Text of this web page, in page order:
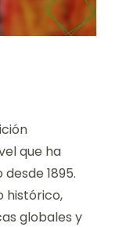
que ha
1895.
histórico,
globales y